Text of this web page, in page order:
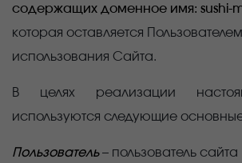
содержащих доменное имя: sushi-
которая оставляется
использования Сайта.
В целях реализации
используются следующие
Пользователь – пользователь сайта